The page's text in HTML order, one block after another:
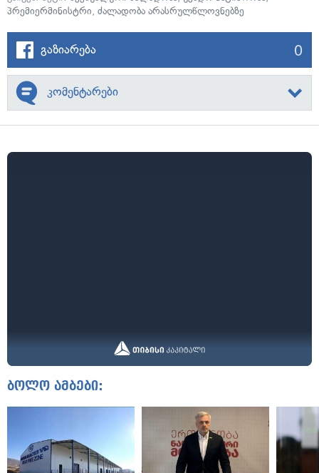
პრემიერმინისტრი, ძალადობა არასრულწლოვნებზე
გაზიარება 0
კომენტარები
ბოლო ამბები: